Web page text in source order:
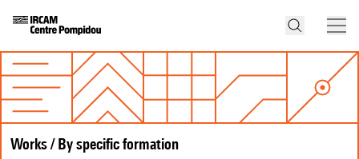
Works / By specific formation